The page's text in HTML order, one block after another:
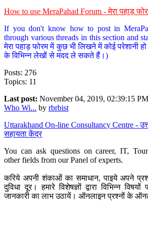
How to use MeraPahad Forum - मेरा पहाड़
If you don't know how to post in
through various threads in this section and
मेरा पहाड़ फोरम में कुछ भी लिखने में कोई परेशानी
के विभिन्न लेखों से मदद ले सकते हैं।)
Posts: 276
Topics: 11
Last post: November 04, 2019, 02:39:15 PM
Who Wi... by rbrbist
Uttarakhand On-line Consultancy Centre -
सहायता केंद्र
You can ask questions on career, IT,
other fields from our Panel of experts.
करिये अपनी शंकाओं का समाधान, पाइये अपने
दुविधा दूर। हमारे विशेषज्ञों द्वारा विभिन्न
जानकारी का लाभ उठायें। ऑनलाइन प्रश्नों के